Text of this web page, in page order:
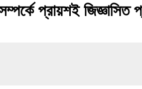
প্রায়শই জিজ্ঞাসিত